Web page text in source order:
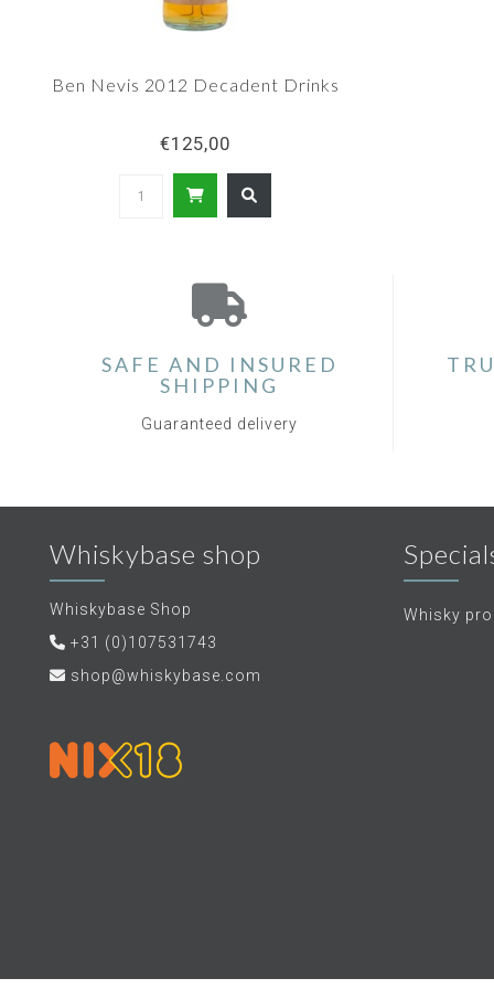
Ben Nevis 2012 Decadent Drinks
€125,00
SAFE AND INSURED
SHIPPING
Guaranteed delivery
Whiskybase shop
Whiskybase Shop
+31 (0)107531743
shop@whiskybase.com
Whisky